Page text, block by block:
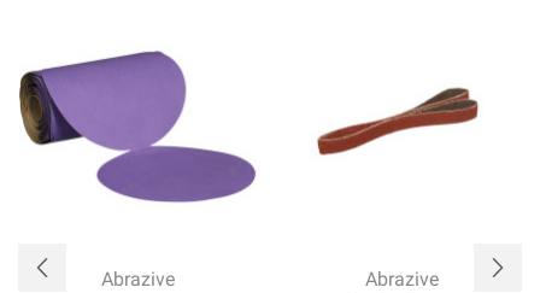
(pe baza testării interne de 3M).Cheia performanței
îmbunătățite a acestui disc este tehnologia de cereale în
formă de precizie de 3 m, o tehnologie de legare
moleculară proprietă, proiectată cu structuri unghiulare
ascuțite, care se fracturează continuu pentru a forma
puncte ascuțite.Discurile de condiționare a suprafeței
(150+), CRS (120+), XCRS (80+) și XXCRS (60+).
Abrazive Abrazive